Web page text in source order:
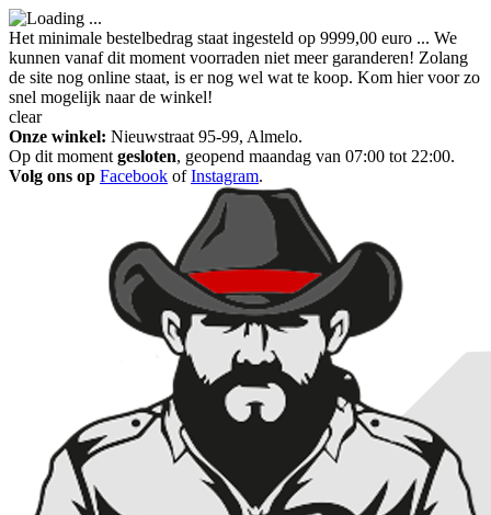
Het minimale bestelbedrag staat ingesteld op 9999,00 euro ... We
kunnen vanaf dit moment voorraden niet meer garanderen! Zolang
de site nog online staat, is er nog wel wat te koop. Kom hier voor zo
snel mogelijk naar de winkel!
clear
Onze winkel: Nieuwstraat 95-99, Almelo.
Op dit moment gesloten, geopend maandag van 07:00 tot 22:00.
Volg ons op Facebook ofInstagram.